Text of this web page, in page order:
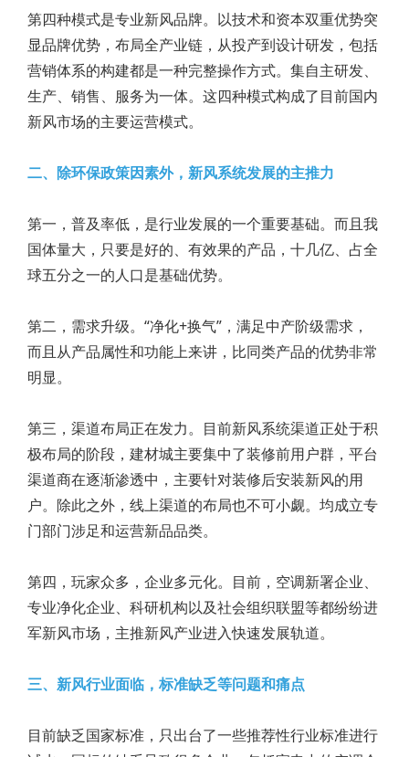
第四种模式是专业新风品牌。以技术和资本双重优势突
显品牌优势，布局全产业链，从投产到设计研发，包括
营销体系的构建都是一种完整操作方式。集自主研发、
生产、销售、服务为一体。这四种模式构成了目前国内
新风市场的主要运营模式。
二、除环保政策因素外，新风系统发展的主推力
第一，普及率低，是行业发展的一个重要基础。而且我
国体量大，只要是好的、有效果的产品，十几亿、占全
球五分之一的人口是基础优势。
第二，需求升级。“净化+换气”，满足中产阶级需求，
而且从产品属性和功能上来讲，比同类产品的优势非常
明显。
第三，渠道布局正在发力。目前新风系统渠道正处于积
极布局的阶段，建材城主要集中了装修前用户群，平台
渠道商在逐渐渗透中，主要针对装修后安装新风的用
户。除此之外，线上渠道的布局也不可小觑。均成立专
门部门涉足和运营新品品类。
第四，玩家众多，企业多元化。目前，空调新署企业、
专业净化企业、科研机构以及社会组织联盟等都纷纷进
军新风市场，主推新风产业进入快速发展轨道。
三、新风行业面临，标准缺乏等问题和痛点
目前缺乏国家标准，只出台了一些推荐性行业标准进行